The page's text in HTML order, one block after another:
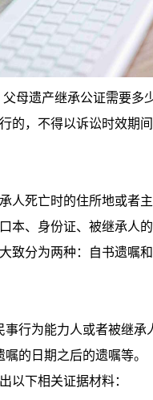
父母遗产继承公证需要多
，不得以诉讼时效期
死亡时的住所地或者主
、身份证、被继承人
致分为两种：自书遗嘱
行为能力人或者被继承
的日期之后的遗嘱等。
下相关证据材料：